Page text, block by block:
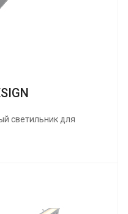
светильник для